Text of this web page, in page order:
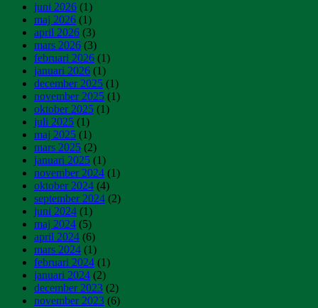
juni 2026 (1)
maj 2026 (1)
april 2026 (3)
mars 2026 (3)
februari 2026 (1)
januari 2026 (1)
december 2025 (1)
november 2025 (1)
oktober 2025 (1)
juli 2025 (1)
maj 2025 (1)
mars 2025 (2)
januari 2025 (1)
november 2024 (1)
oktober 2024 (4)
september 2024 (2)
juni 2024 (1)
maj 2024 (5)
april 2024 (6)
mars 2024 (1)
februari 2024 (1)
januari 2024 (2)
december 2023 (2)
november 2023 (6)